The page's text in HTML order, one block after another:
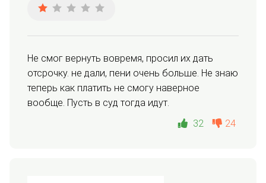
Не смог вернуть вовремя, просил их дать
отсрочку. не дали, пени очень больше. Не знаю
теперь как платить не смогу наверное
вообще. Пусть в суд тогда идут.
32
24